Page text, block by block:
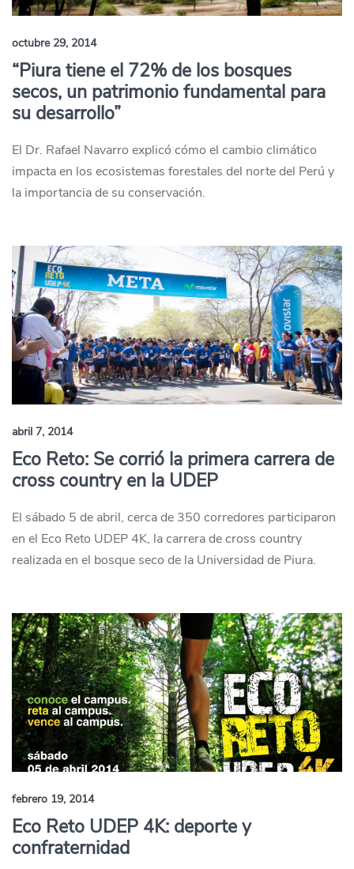
octubre 29, 2014
“Piura tiene el 72% de los bosques
secos, un patrimonio fundamental para
su desarrollo”
El Dr. Rafael Navarro explicó cómo el cambio climático
impacta en los ecosistemas forestales del norte del Perú y
la importancia de su conservación.
abril 7, 2014
Eco Reto: Se corrió la primera carrera de
cross country en la UDEP
El sábado 5 de abril, cerca de 350 corredores participaron
en el Eco Reto UDEP 4K, la carrera de cross country
realizada en el bosque seco de la Universidad de Piura.
febrero 19, 2014
Eco Reto UDEP 4K: deporte y
confraternidad